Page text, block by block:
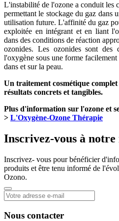
L'instabilité de l'ozone a conduit les
permettant le stockage du gaz dans
utilisation future. L'affinité du gaz
exploitée en intégrant et en liant
dans des conditions de réaction
ozonides. Les ozonides sont des
l'oxygène sous une forme
dans et sur la peau.
Un traitement cosmétique
résultats concrets et tangibles.
Plus d'information sur l'ozone et
> L'Oxygène-Ozone Thérapie
Inscrivez-vous à notre
Inscrivez- vous pour bénéficier
produits et être tenu informé de
Ozono.
Nous contacter